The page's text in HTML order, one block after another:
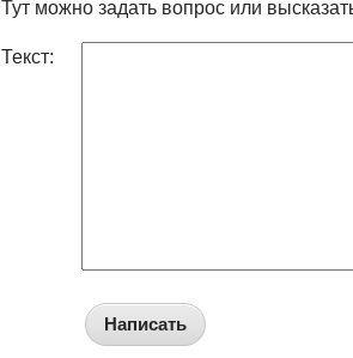
Тут можно задать вопрос или
Текст:
Написать